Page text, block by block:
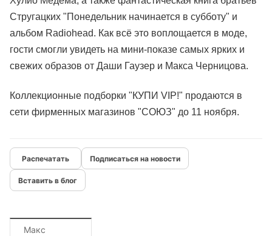
Стругацких "Понедельник начинается в субботу" и
альбом Radiohead. Как всё это воплощается в моде,
гости смогли увидеть на мини-показе самых ярких и
свежих образов от Даши Гаузер и Макса Черницова.
Коллекционные подборки "КУПИ VIP!" продаются в
сети фирменных магазинов "СОЮЗ" до 11 ноября.
Подписаться на новости
Вставить в блог
Макс